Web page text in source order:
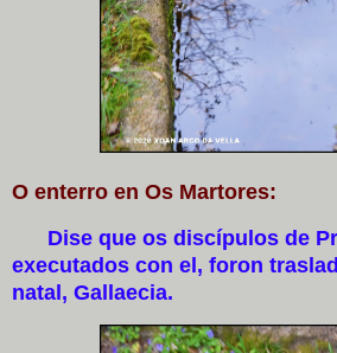
O enterro en Os Martores:
Dise que os discípulos de
executados con el, foron
natal, Gallaecia.